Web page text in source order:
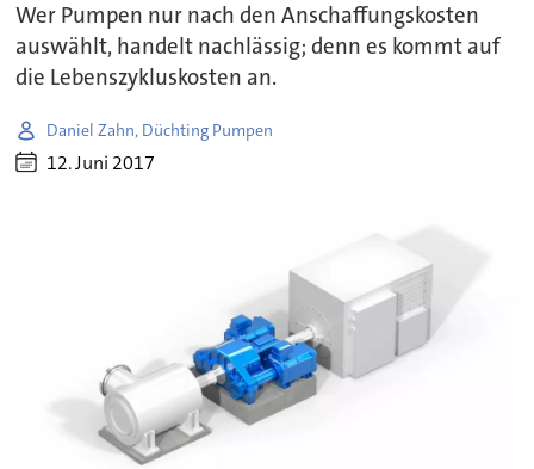
Wer Pumpen nur nach den Anschaffungskosten
auswählt, handelt nachlässig; denn es kommt auf
die Lebenszykluskosten an.
Daniel Zahn, Düchting Pumpen
12. Juni 2017